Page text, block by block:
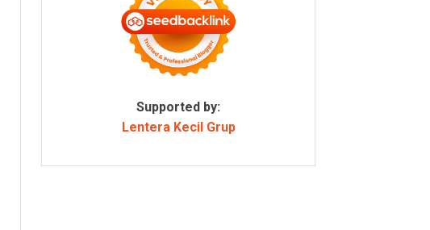
Supported by:
Lentera Kecil Grup